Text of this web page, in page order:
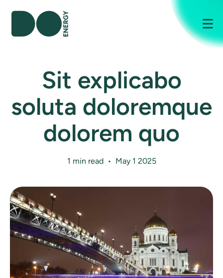
Sit explicabo
soluta doloremque
dolorem quo
1 min read • May 1 2025